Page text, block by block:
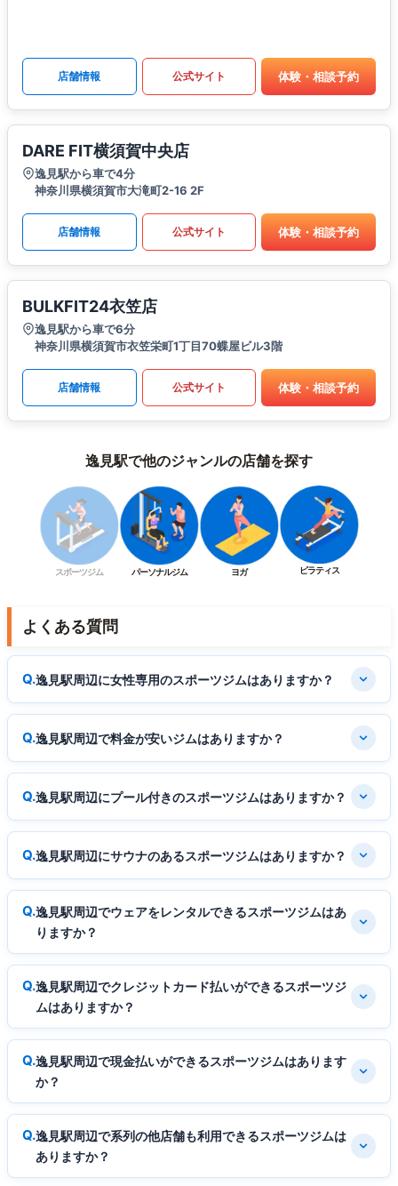
店舗情報 公式サイト 体験・相談予約
DARE FIT横須賀中央店
逸見駅から車で4分
神奈川県横須賀市大滝町2-16 2F
店舗情報 公式サイト 体験・相談予約
BULKFIT24衣笠店
逸見駅から車で6分
神奈川県横須賀市衣笠栄町1丁目70蝶屋ビル3階
店舗情報 公式サイト 体験・相談予約
逸見駅で他のジャンルの店舗を探す
スポーツジム パーソナルジム ヨガ ピラティス
よくある質問
逸見駅周辺に女性専用のスポーツジムはありますか？
逸見駅周辺で料金が安いジムはありますか？
逸見駅周辺にプール付きのスポーツジムはありますか？
逸見駅周辺にサウナのあるスポーツジムはありますか？
逸見駅周辺でウェアをレンタルできるスポーツジムはあ
りますか？
逸見駅周辺でクレジットカード払いができるスポーツジ
ムはありますか？
逸見駅周辺で現金払いができるスポーツジムはあります
か？
逸見駅周辺で系列の他店舗も利用できるスポーツジムは
ありますか？